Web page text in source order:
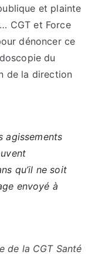
et plainte
CGT et Force
dénoncer ce
du
de la direction
agissements
qu’il ne soit
envoyé à
de la CGT Santé